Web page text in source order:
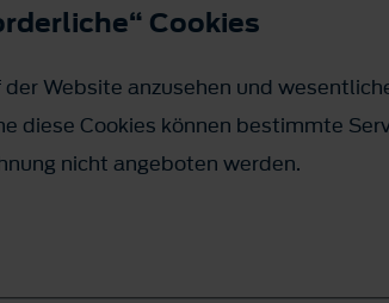
Cookies
Website anzusehen und
diese Cookies können bestimmte
nicht angeboten werden.